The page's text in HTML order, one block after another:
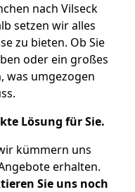
nach Vilseck
setzen wir alles
zu bieten. Ob Sie
oder ein großes
was umgezogen
Lösung für Sie.
kümmern uns
erhalten.
Sie uns noch